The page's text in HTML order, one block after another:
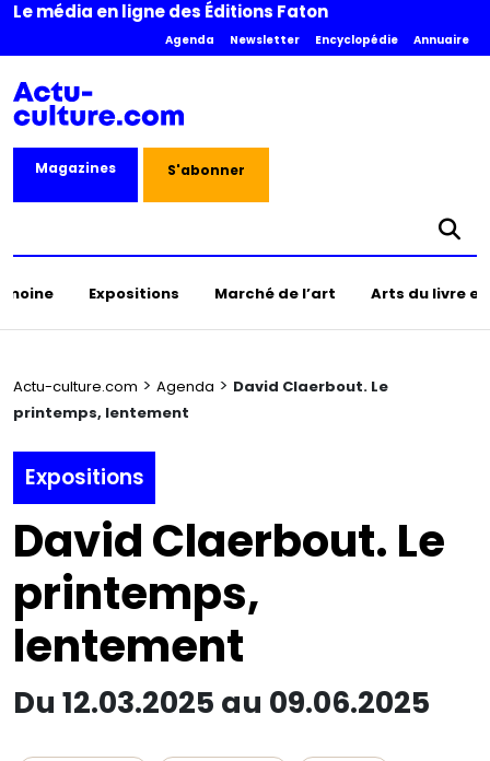
Le média en ligne des Éditions Faton
Agenda Newsletter Encyclopédie Annuaire
Magazines S'abonner
Expositions Marché de l’art Arts du livre
Actu-culture.com > Agenda > David Claerbout. Le
printemps, lentement
Expositions
David Claerbout. Le
printemps,
lentement
Du 12.03.2025 au 09.06.2025